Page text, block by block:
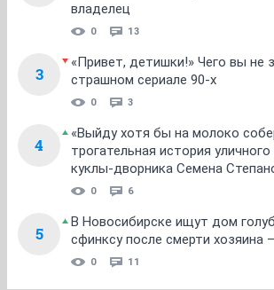
владелец
0 13
3
«Привет, детишки!» Чего вы не
страшном сериале 90-х
0 3
4
«Выйду хотя бы на молоко
трогательная история уличного
куклы-дворника Семена
0 6
5
В Новосибирске ищут дом
сфинксу после смерти
0 11